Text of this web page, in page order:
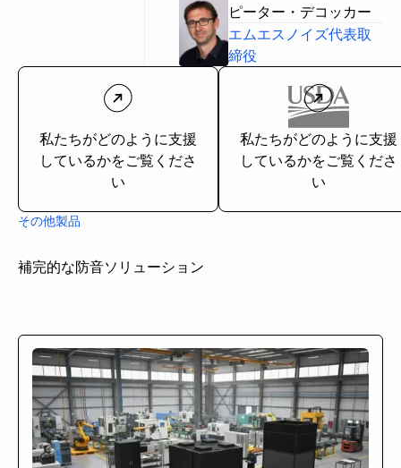
ピーター・デコッカー
エムエスノイズ代表取
締役
私たちがどのように支援
しているかをご覧くださ
い
私たちがどのように支援
しているかをご覧くださ
い
その他製品
補完的な防音ソリューション